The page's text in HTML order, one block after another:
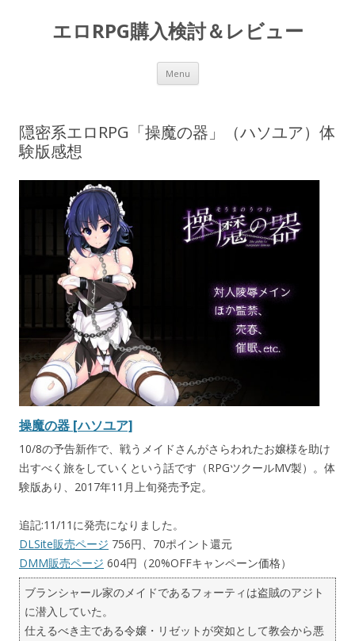
エロRPG購入検討＆レビュー
Menu Skip to content
隠密系エロRPG「操魔の器」（ハソユア）体
験版感想
操魔の器 [ハソユア]
10/8の予告新作で、戦うメイドさんがさらわれたお嬢様を助け
出すべく旅をしていくという話です（RPGツクールMV製）。体
験版あり、2017年11月上旬発売予定。
追記:11/11に発売になりました。
DLSite販売ページ 756円、70ポイント還元
DMM販売ページ 604円（20%OFFキャンペーン価格）
ブランシャール家のメイドであるフォーティは盗賊のアジト
に潜入していた。
仕えるべき主である令嬢・リゼットが突如として教会から悪